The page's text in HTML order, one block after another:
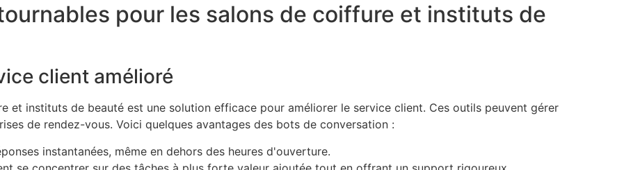
pour les salons de coiffure et instituts de
client amélioré
et instituts de beauté est une solution efficace pour améliorer le service client. Ces outils peuvent gérer
de rendez-vous. Voici quelques avantages des bots de conversation :
instantanées, même en dehors des heures d'ouverture.